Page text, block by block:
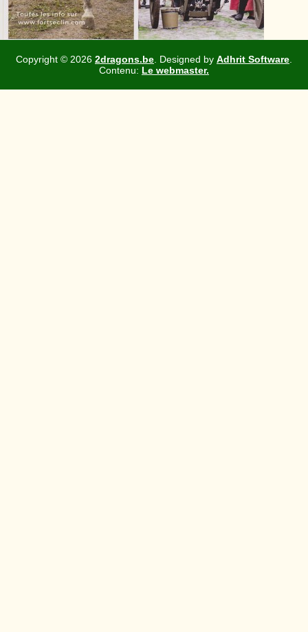
Copyright © 2026 2dragons.be . Designed by Adhrit Software
Contenu: Le webmaster.